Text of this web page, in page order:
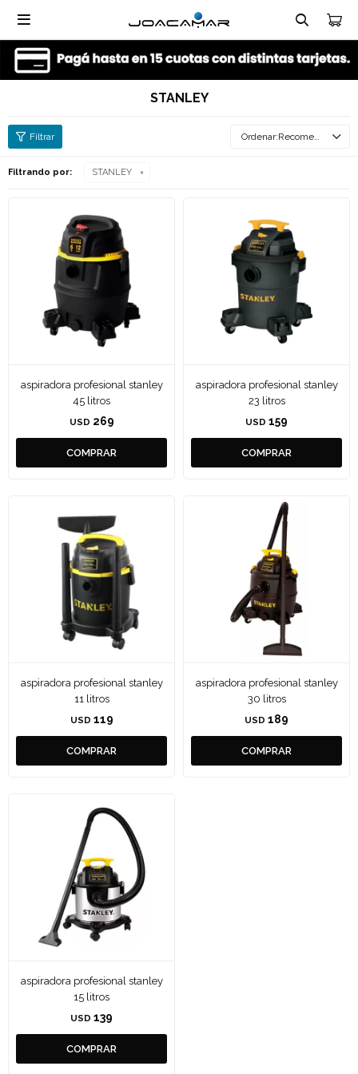

STANLEY
Recomendados
Filtrando por: STANLEY
aspiradora profesional stanley
45 litros
USD 269
aspiradora profesional stanley
23 litros
USD 159
aspiradora profesional stanley
11 litros
USD 119
aspiradora profesional stanley
30 litros
USD 189
aspiradora profesional stanley
15 litros
USD 139